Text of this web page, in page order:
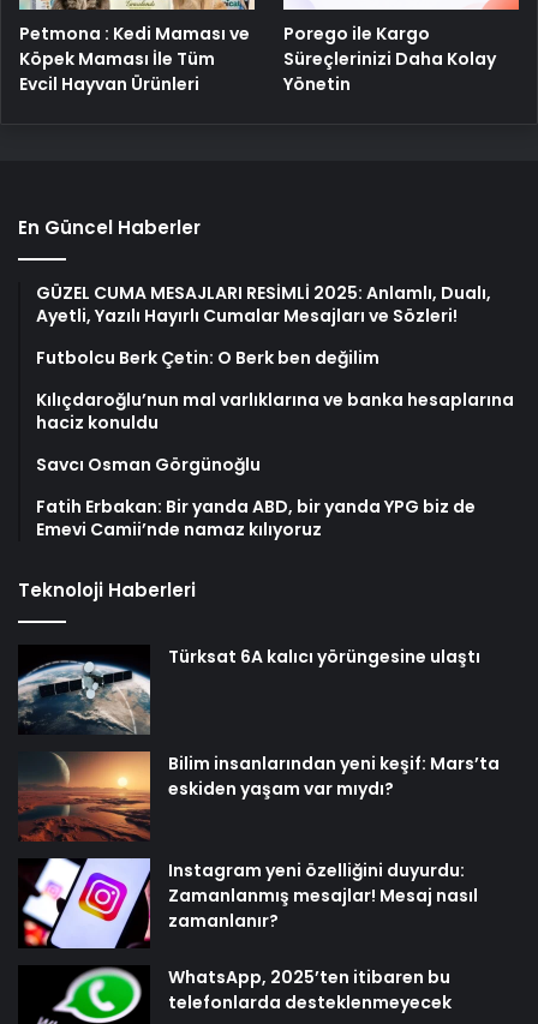
Petmona : Kedi Maması ve
Köpek Maması İle Tüm
Evcil Hayvan Ürünleri
Porego ile Kargo
Süreçlerinizi Daha Kolay
Yönetin
En Güncel Haberler
GÜZEL CUMA MESAJLARI RESİMLİ 2025: Anlamlı, Dualı,
Ayetli, Yazılı Hayırlı Cumalar Mesajları ve Sözleri!
Futbolcu Berk Çetin: O Berk ben değilim
Kılıçdaroğlu’nun mal varlıklarına ve banka hesaplarına
haciz konuldu
Savcı Osman Görgünoğlu
Fatih Erbakan: Bir yanda ABD, bir yanda YPG biz de
Emevi Camii’nde namaz kılıyoruz
Teknoloji Haberleri
Türksat 6A kalıcı yörüngesine ulaştı
Bilim insanlarından yeni keşif: Mars’ta
eskiden yaşam var mıydı?
Instagram yeni özelliğini duyurdu:
Zamanlanmış mesajlar! Mesaj nasıl
zamanlanır?
WhatsApp, 2025’ten itibaren bu
telefonlarda desteklenmeyecek